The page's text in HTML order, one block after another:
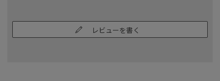
レビューを書く